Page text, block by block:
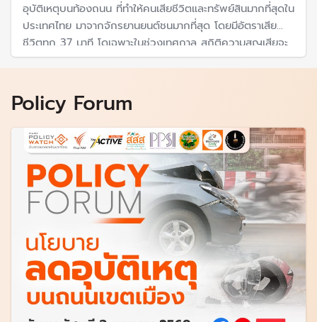
อุบัติเหตุบนท้องถนน ที่ทำให้คนเสียชีวิตและทรัพย์สินมากที่สุดใน
ประเทศไทย มาจากจักรยานยนต์ชนมากที่สุด โดยมีอัตราเสีย
ชีวิตทุก 37 นาที โดเฉพาะในช่วงเทศกาล สถิติความสูญเสียจะ
พุ่งสูงขึ้น ขณะที่พบว่าปัญหาการออกใบอนุญาตขับขี่
การขับขี่ปลอดภัย
Policy Forum